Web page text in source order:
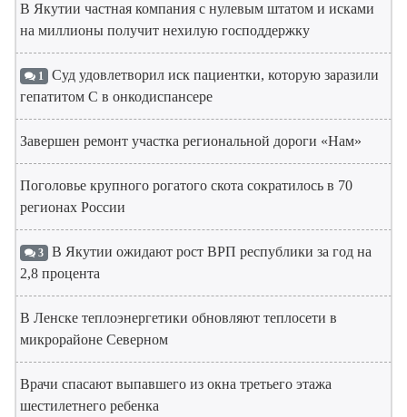
В Якутии частная компания с нулевым штатом и исками
на миллионы получит нехилую господдержку
1 Суд удовлетворил иск пациентки, которую заразили
гепатитом С в онкодиспансере
Завершен ремонт участка региональной дороги «Нам»
Поголовье крупного рогатого скота сократилось в 70
регионах России
3 В Якутии ожидают рост ВРП республики за год на
2,8 процента
В Ленске теплоэнергетики обновляют теплосети в
микрорайоне Северном
Врачи спасают выпавшего из окна третьего этажа
шестилетнего ребенка